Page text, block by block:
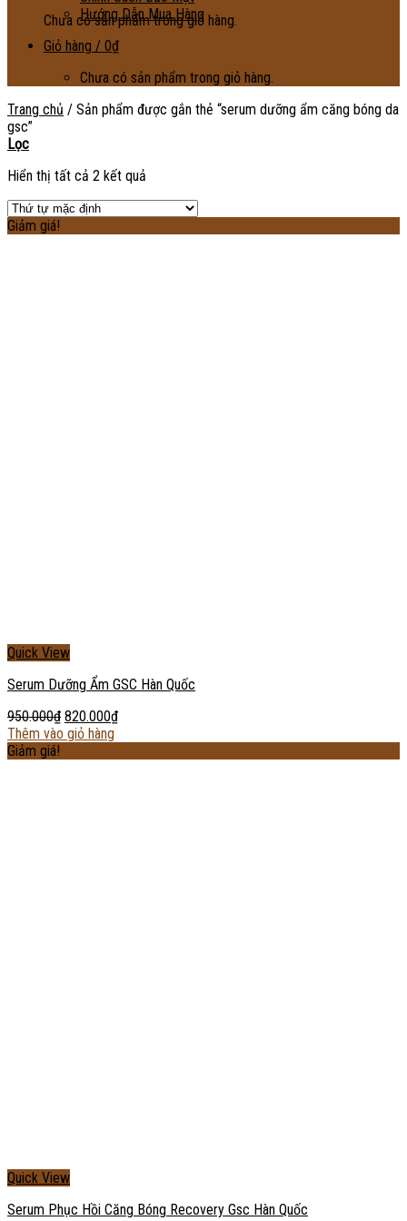
Chưa có sản phẩm trong giỏ hàng.
Hướng Dẫn Mua Hàng
Giỏ hàng / 0₫
Chưa có sản phẩm trong giỏ hàng.
Trang chủ / Sản phẩm được gắn thẻ “serum dưỡng ẩm căng bóng da
gsc”
Lọc
Hiển thị tất cả 2 kết quả
Giảm giá!
Quick View
Serum Dưỡng Ẩm GSC Hàn Quốc
950.000₫ 820.000₫
Thêm vào giỏ hàng
Giảm giá!
Quick View
Serum Phục Hồi Căng Bóng Recovery Gsc Hàn Quốc